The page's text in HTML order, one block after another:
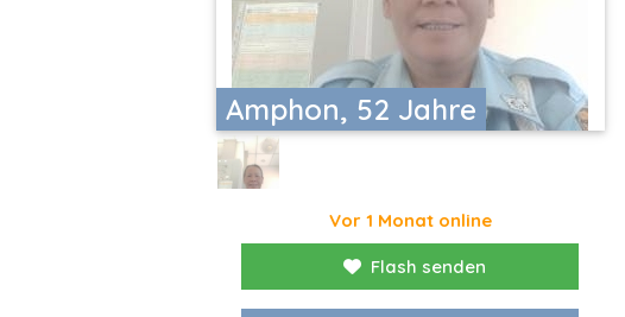
Amphon, 52 Jahre
Vor 1 Monat online
Flash senden